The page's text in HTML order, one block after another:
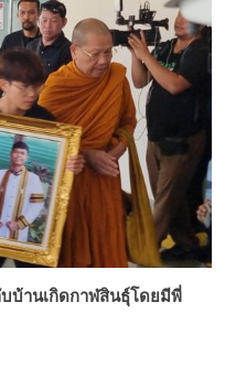
บ้านเกิดกาฬสินธุ์โดยมีพี่